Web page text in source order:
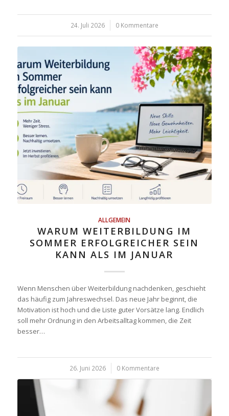
24. Juli 2026
/ 0 Kommentare
ALLGEMEIN
WARUM WEITERBILDUNG IM
SOMMER ERFOLGREICHER SEIN
KANN ALS IM JANUAR
Wenn Menschen über Weiterbildung nachdenken, geschieht
das häufig zum Jahreswechsel. Das neue Jahr beginnt, die
Motivation ist hoch und die Liste guter Vorsätze lang. Endlich
soll mehr Ordnung in den Arbeitsalltag kommen, die Zeit
besser…
26. Juni 2026 0 Kommentare